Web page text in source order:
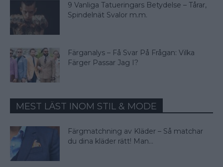
9 Vanliga Tatueringars Betydelse – Tårar,
Spindelnät Svalor m.m.
Färganalys – Få Svar På Frågan: Vilka
Färger Passar Jag I?
MEST LÄST INOM STIL & MODE
Färgmatchning av Kläder – Så matchar
du dina kläder rätt! Man...